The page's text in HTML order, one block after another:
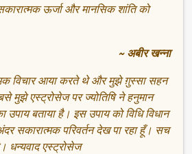
ऊर्जा और मानसिक शांति को
~ अबीर खन्ना
विचार आया करते थे और मुझे ग़ुस्सा सहन
मुझे एस्ट्रोसेज पर ज्योतिषि ने हनुमान
बताया है। इस उपाय को विधि विधान
सकारात्मक परिवर्तन देख पा रहा हूँ। सच
धन्यवाद एस्ट्रोसेज